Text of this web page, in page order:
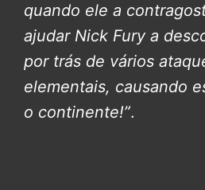
quando ele a
ajudar Nick Fury a
por trás de vários
elementais, causando
o continente!”.